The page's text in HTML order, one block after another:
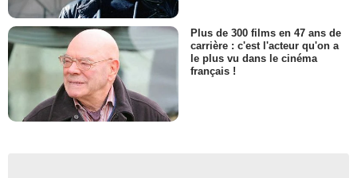
Plus de 300 films en 47 ans de
carrière : c'est l'acteur qu'on a
le plus vu dans le cinéma
français !